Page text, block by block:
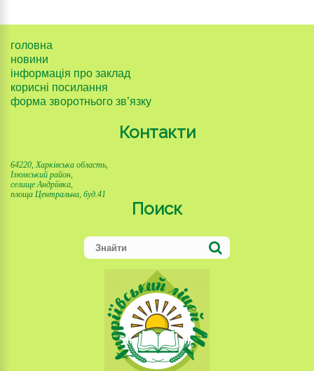
головна
новини
інформація про заклад
корисні посилання
форма зворотнього зв’язку
Контакти
64220, Харківська область,
Ізюмський район,
селище Андріївка,
площа Центральна, буд.41
Поиск